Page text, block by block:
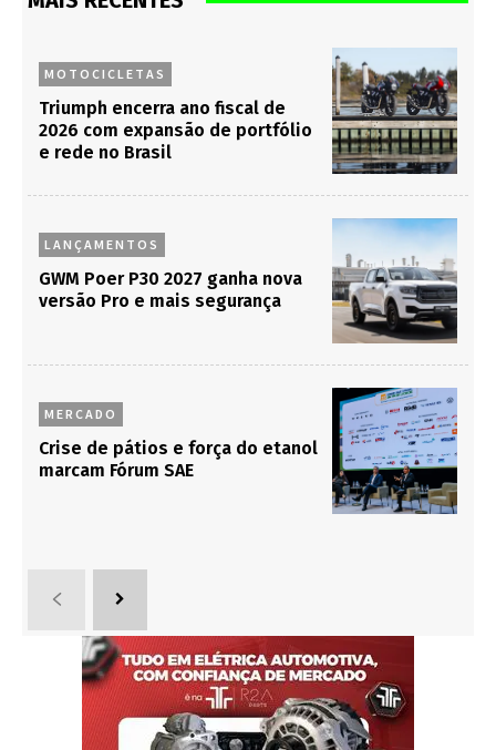
MOTOCICLETAS
Triumph encerra ano fiscal de
2026 com expansão de portfólio
e rede no Brasil
LANÇAMENTOS
GWM Poer P30 2027 ganha nova
versão Pro e mais segurança
MERCADO
Crise de pátios e força do etanol
marcam Fórum SAE